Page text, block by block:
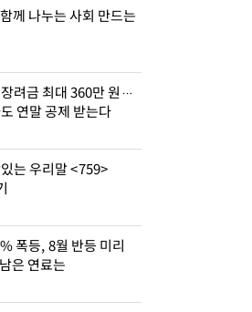
께 나누는 사회 만드는
려금 최대 360만 원…
연말 공제 받는다
는 우리말 <759>
폭등, 8월 반등 미리
은 연료는